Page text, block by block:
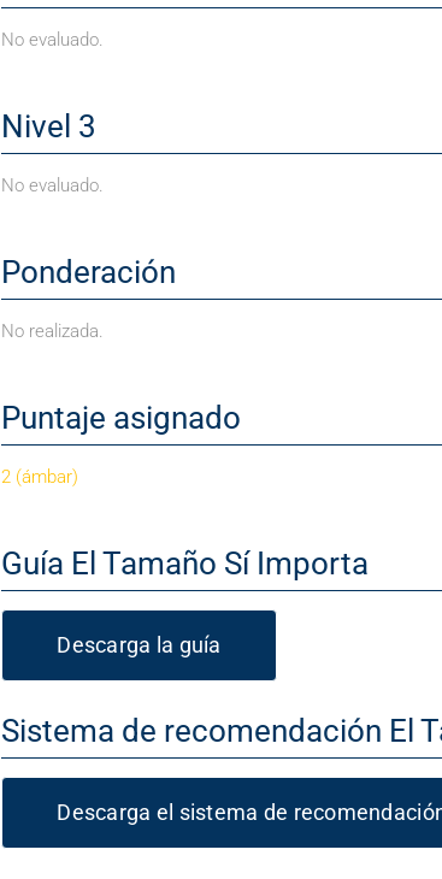
No evaluado.
Nivel 3
No evaluado.
Ponderación
No realizada.
Puntaje asignado
2 (ámbar)
Guía El Tamaño Sí Importa
Descarga la guía
Sistema de recomendación El
Descarga el sistema de